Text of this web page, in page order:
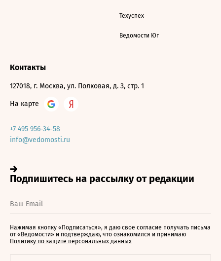
Техуспех
Ведомости Юг
Контакты
127018, г. Москва, ул. Полковая, д. 3, стр. 1
На карте
+7 495 956-34-58
info@vedomosti.ru
Нажимая кнопку «Подписаться», я даю свое согласие получать письма
от «Ведомости» и подтверждаю, что ознакомился и принимаю
Политику по защите персональных данных